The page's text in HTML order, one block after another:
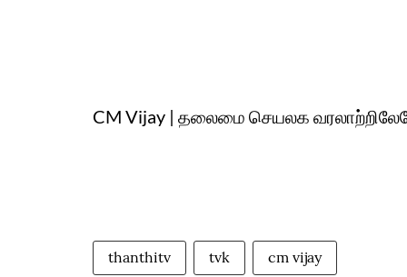
CM Vijay | தலைமை செயலக
thanthitv tvk cm vijay